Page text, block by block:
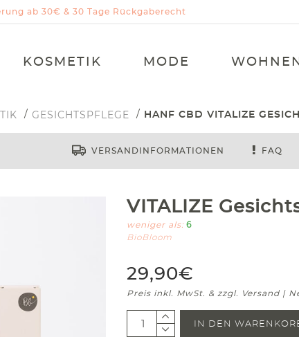
ab 30€ & 30 Tage Rückgaberecht
KOSMETIK MODE WOHNEN
GESICHTSPFLEGE HANF CBD VITALIZE
VERSANDINFORMATIONEN FAQ
VITALIZE
weniger als: 6
BioBloom
29,90€
Preis inkl. MwSt. & zzgl. Versand |
IN DEN